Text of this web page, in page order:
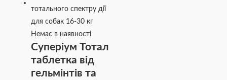
Немає в наявності
Суперіум Тотал
таблетка від
гельмінтів та